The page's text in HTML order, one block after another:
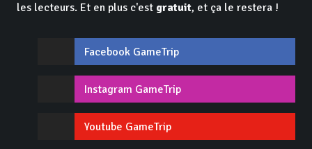
les lecteurs. Et en plus c'est gratuit, et ça le restera !
Facebook GameTrip
Instagram GameTrip
Youtube GameTrip